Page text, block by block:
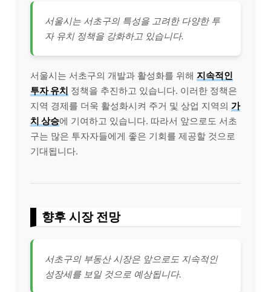
서울시는 서초구의 특성을 고려한 다양한 투
자 유치 정책을 강화하고 있습니다.
서울시는 서초구의 개발과 활성화를 위해 지속적인
투자 유치 정책을 추진하고 있습니다. 이러한 정책은
지역 경제를 더욱 활성화시켜 주거 및 상업 지역의 가
치 상승에 기여하고 있습니다. 따라서 앞으로도 서초
구는 많은 투자자들에게 좋은 기회를 제공할 것으로
기대됩니다.
향후 시장 전망
서초구의 부동산 시장은 앞으로도 지속적인
성장세를 보일 것으로 예상됩니다.